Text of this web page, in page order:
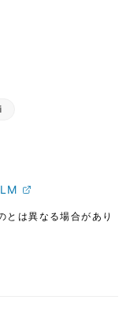
とは異なる場合があり